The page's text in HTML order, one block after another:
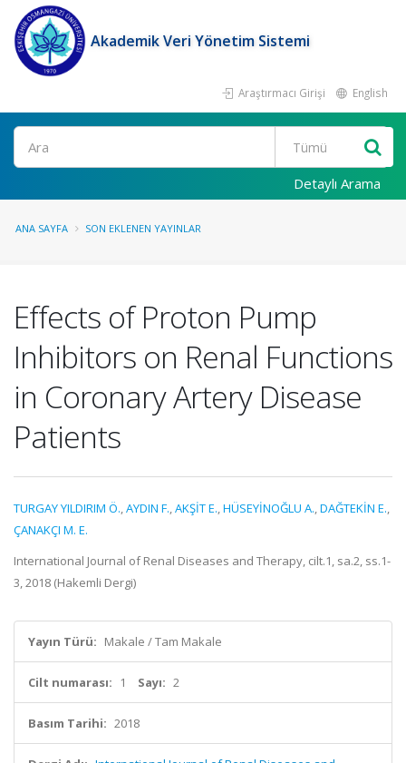
Akademik Veri Yönetim Sistemi
Araştırmacı Girişi English
Ara
Detaylı Arama
ANA SAYFA SON EKLENEN YAYINLAR
Effects of Proton Pump
Inhibitors on Renal Functions
in Coronary Artery Disease
Patients
TURGAY YILDIRIM Ö.,AYDIN F.,AKŞİT E.,HÜSEYİNOĞLU A.,DAĞTEKİN E.,
ÇANAKÇI M. E.
International Journal of Renal Diseases and Therapy, cilt.1, sa.2, ss.1-
3, 2018 (Hakemli Dergi)
Yayın Türü: Makale / Tam Makale
Cilt numarası: 1 Sayı: 2
Basım Tarihi: 2018